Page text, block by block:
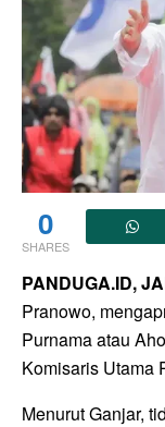
0
SHARES
PANDUGA.ID,
Pranowo,
Purnama atau
Komisaris Utama
Menurut Ganjar,